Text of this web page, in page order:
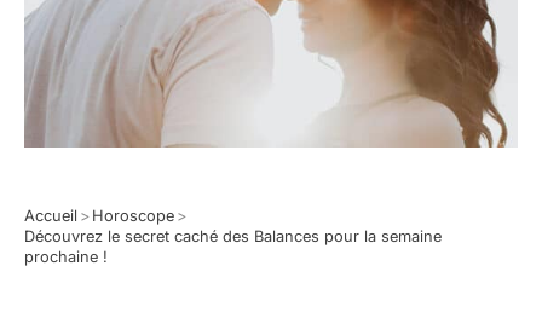
Accueil > Horoscope >
Découvrez le secret caché des Balances pour la semaine
prochaine !